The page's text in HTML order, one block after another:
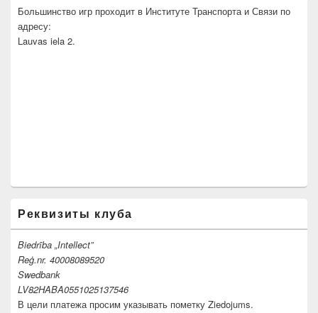
Большинство игр проходит в Институте Транспорта и Связи по
адресу:
Lauvas iela 2.
Реквизиты клуба
Biedrība „Intellect”
Reģ.nr. 40008089520
Swedbank
LV82HABA0551025137546
В цели платежа просим указывать пометку Ziedojums.